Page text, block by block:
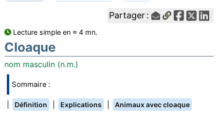
Partager :
Lecture simple en ≈ 4 mn.
Cloaque
nom masculin (n.m.)
Sommaire :
Définition Explications Animaux avec cloaque